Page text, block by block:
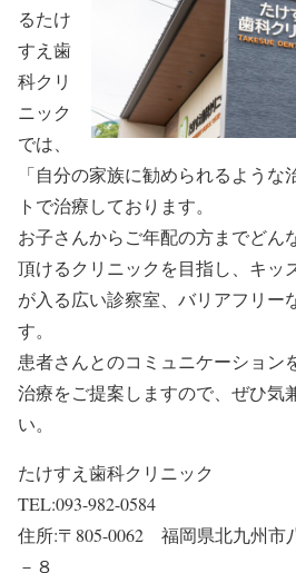
るたけ
すえ歯
科クリ
ニック
では、
「自分の家族に勧められるよう
トで治療しております。
お子さんからご年配の方までどん
頂けるクリニックを目指し、キッ
が入る広い診察室、バリアフリー
す。
患者さんとのコミュニケーション
治療をご提案しますので、ぜひ気
い。
たけすえ歯科クリニック
TEL:093-982-0584
住所:〒805-0062 福岡県北九州市
－８